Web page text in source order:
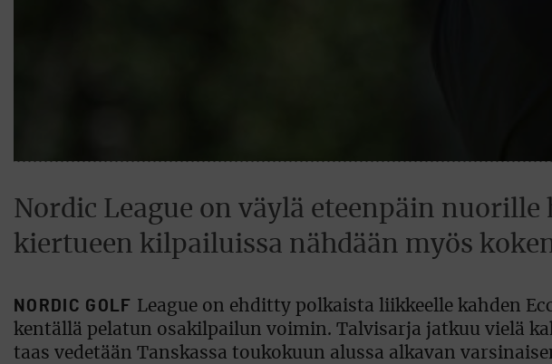
Nordic League on väylä eteenpäin nuorille
kiertueen kilpailuissa nähdään myös
NORDIC GOLF League on ehditty polkaista liikkeelle kahden
kentällä pelatun osakilpailun voimin. Talvisarja jatkuu vielä
taas vedetään Tanskassa toukokuun alussa alkavan